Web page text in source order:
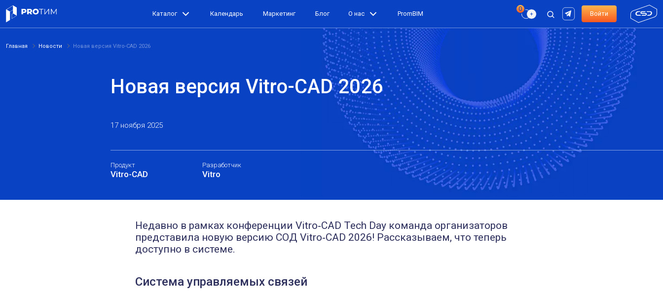
Каталог Календарь Маркетинг Блог О нас PromBIM Войти
Главная Новости Новая версия Vitro-CAD 2026
Новая версия Vitro-CAD 2026
17 ноября 2025
Продукт
Vitro-CAD
Разработчик
Vitro
Недавно в рамках конференции Vitro‑CAD Tech Day команда организаторов
представила новую версию СОД Vitro‑CAD 2026! Рассказываем, что теперь
доступно в системе.
Система управляемых связей